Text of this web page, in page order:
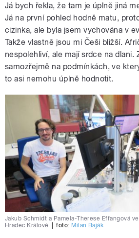
Já bych řekla, že tam je úplně jiná
Já na první pohled hodně matu,
cizinka, ale byla jsem vychována v
Takže vlastně jsou mi Češi bližší.
nespolehliví, ale mají srdce na dlani.
samozřejmě na podmínkách, ve
to asi nemohu úplně hodnotit.
Jakub Schmidt a Pamela-Therese Effangová
Hradec Králové
foto: Milan Baják